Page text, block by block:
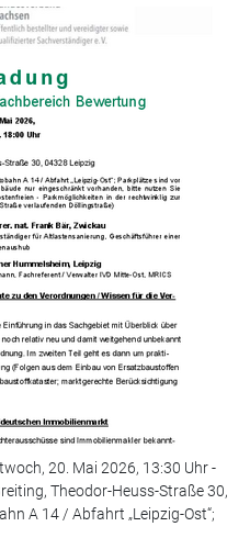
20. Mai 2026, 13:30 Uhr -
Theodor-Heuss-Straße 30,
A 14 / Abfahrt „Leipzig-Ost“;